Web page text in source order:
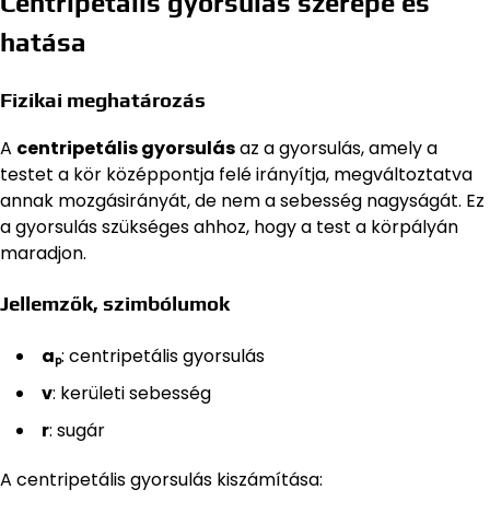
hatása
Fizikai meghatározás
A centripetális gyorsulásaz a gyorsulás, amely a
testet a kör középpontja felé irányítja, megváltoztatva
annak mozgásirányát, de nem a sebesség nagyságát. Ez
a gyorsulás szükséges ahhoz, hogy a test a körpályán
maradjon.
Jellemzők, szimbólumok
aₚ: centripetális gyorsulás
v: kerületi sebesség
r: sugár
A centripetális gyorsulás kiszámítása: